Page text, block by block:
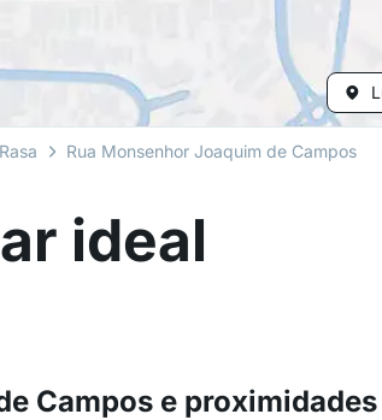
Rua Monsenhor Joaquim de Campos
ideal
Campos e proximidades